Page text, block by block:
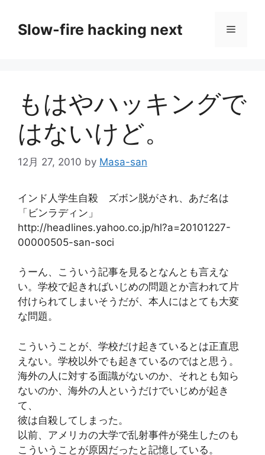
Slow-fire hacking next メ
ュ
もはやハッキングで
はないけど。
12月 27, 2010 by Masa-san
インド人学生自殺 ズボン脱がされ、あだ名は
「ビンラディン」
http://headlines.yahoo.co.jp/hl?a=20101227-
00000505-san-soci
うーん、こういう記事を見るとなんとも言えな
い。学校で起きればいじめの問題とか言われて片
付けられてしまいそうだが、本人にはとても大変
な問題。
こういうことが、学校だけ起きているとは正直思
えない。学校以外でも起きているのではと思う。
海外の人に対する面識がないのか、それとも知ら
ないのか、海外の人というだけでいじめが起き
て、
彼は自殺してしまった。
以前、アメリカの大学で乱射事件が発生したのも
こういうことが原因だったと記憶している。